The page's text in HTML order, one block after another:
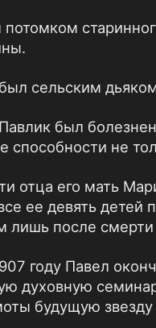
сельским
был
способности не
отца его мать
ее девять
лишь после
году Павел
духовную
будущую